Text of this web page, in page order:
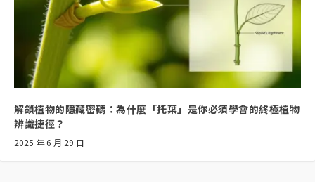
解鎖植物的隱藏密碼：為什麼「托葉」是你必須學會的終極植物
辨識捷徑？
2025 年 6 月 29 日